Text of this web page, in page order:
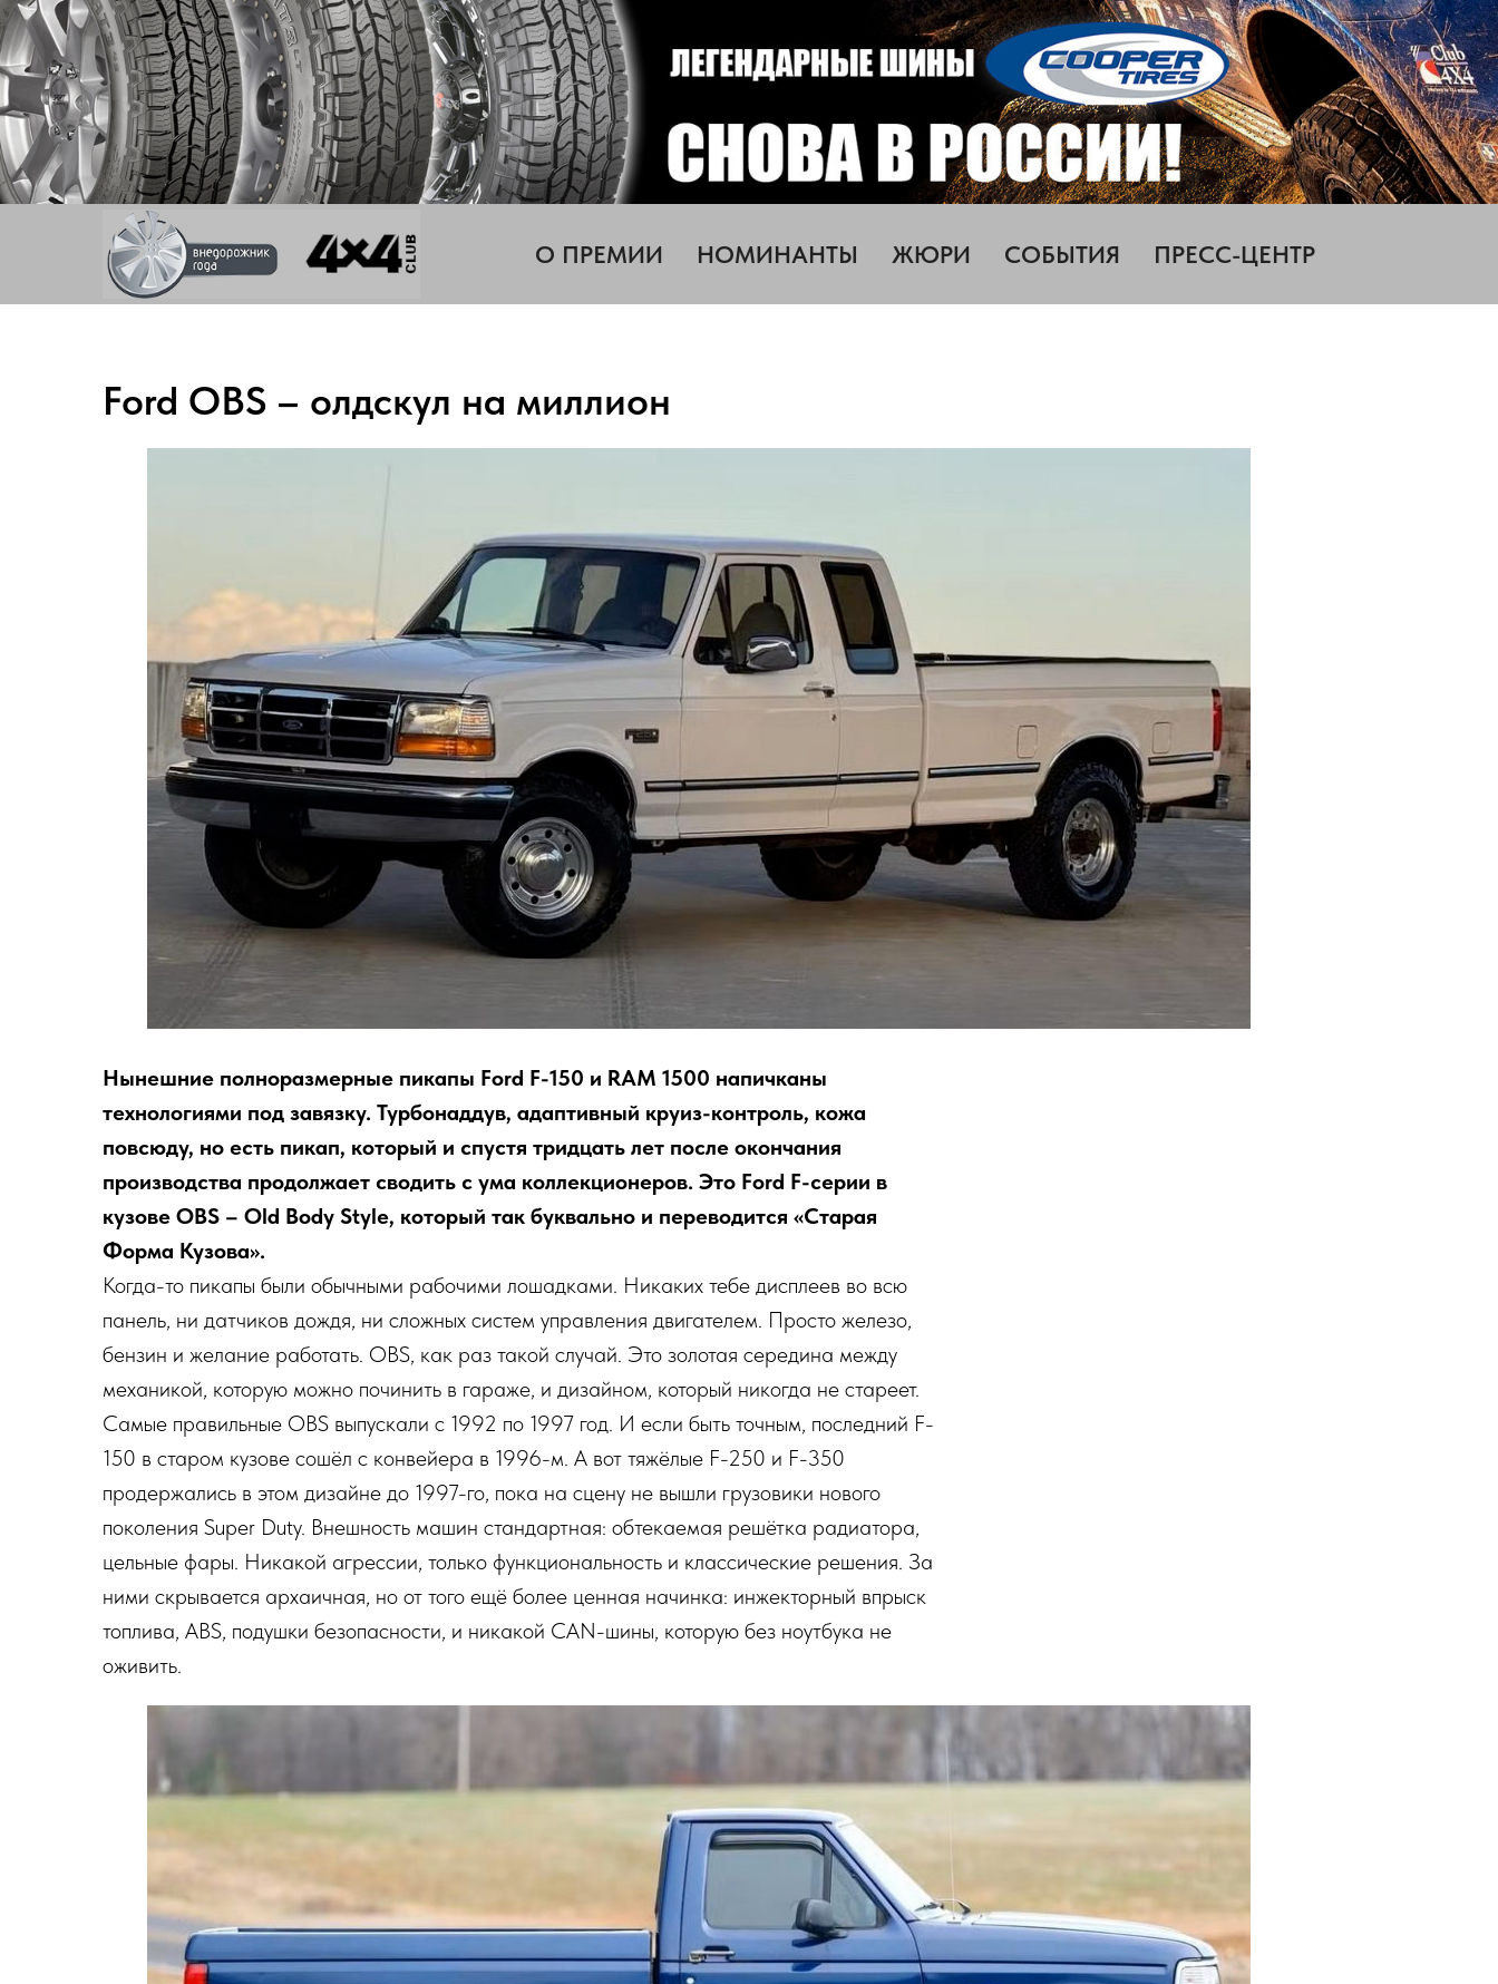
О ПРЕМИИ НОМИНАНТЫ ЖЮРИ СОБЫТИЯ ПРЕСС-ЦЕНТР
Ford OBS – олдскул на миллион
Нынешние полноразмерные пикапы Ford F-150 и RAM 1500 напичканы
технологиями под завязку. Турбонаддув, адаптивный круиз-контроль, кожа
повсюду, но есть пикап, который и спустя тридцать лет после окончания
производства продолжает сводить с ума коллекционеров. Это Ford F-серии в
кузове OBS – Old Body Style, который так буквально и переводится «Старая
Форма Кузова».
Когда-то пикапы были обычными рабочими лошадками. Никаких тебе дисплеев во всю
панель, ни датчиков дождя, ни сложных систем управления двигателем. Просто железо,
бензин и желание работать. OBS, как раз такой случай. Это золотая середина между
механикой, которую можно починить в гараже, и дизайном, который никогда не стареет.
Самые правильные OBS выпускали с 1992 по 1997 год. И если быть точным, последний F-
150 в старом кузове сошёл с конвейера в 1996-м. А вот тяжёлые F-250 и F-350
продержались в этом дизайне до 1997-го, пока на сцену не вышли грузовики нового
поколения Super Duty. Внешность машин стандартная: обтекаемая решётка радиатора,
цельные фары. Никакой агрессии, только функциональность и классические решения. За
ними скрывается архаичная, но от того ещё более ценная начинка: инжекторный впрыск
топлива, ABS, подушки безопасности, и никакой CAN-шины, которую без ноутбука не
оживить.